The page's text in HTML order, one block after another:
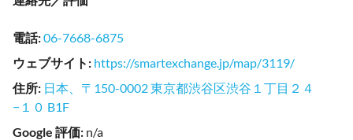
電話:06-7668-6875
ウェブサイト : https://smartexchange.jp/map/3119/
住所: 日本、〒150-0002 東京都渋谷区渋谷１丁目２４
−１０ B1F
Google 評価: n/a